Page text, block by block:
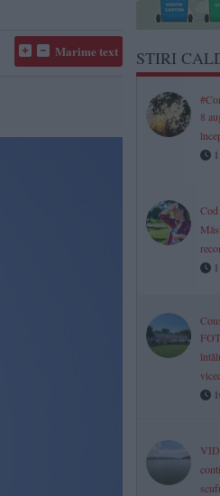
Marime text STIRI
8
Cod